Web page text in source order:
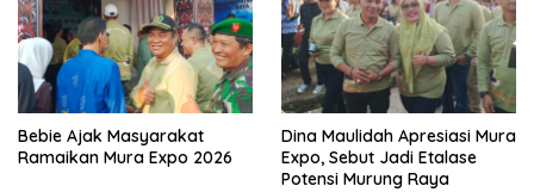
Bebie Ajak Masyarakat
Ramaikan Mura Expo 2026
Dina Maulidah Apresiasi Mura
Expo, Sebut Jadi Etalase
Potensi Murung Raya